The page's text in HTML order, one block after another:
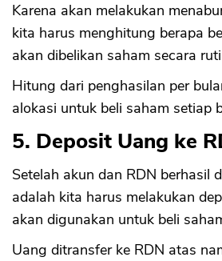
Karena akan melakukan
kita harus menghitung berapa
akan dibelikan saham secara
Hitung dari penghasilan per
alokasi untuk beli saham setiap
5. Deposit Uang ke
Setelah akun dan RDN berhasil
adalah kita harus melakukan
akan digunakan untuk beli
Uang ditransfer ke RDN atas